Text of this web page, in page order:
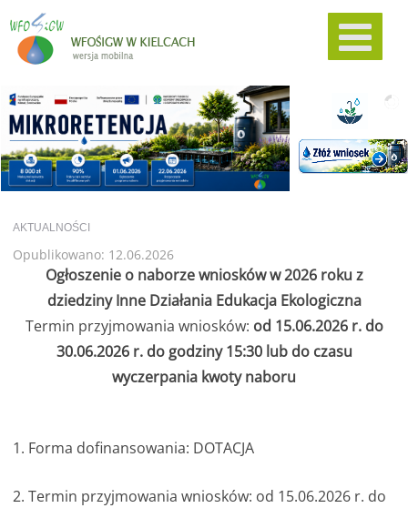
AKTUALNOŚCI
Opublikowano: 12.06.2026
Ogłoszenie o naborze wniosków w 2026 roku z
dziedziny Inne Działania Edukacja Ekologiczna
Termin przyjmowania wniosków: od 15.06.2026 r. do
30.06.2026 r. do godziny 15:30 lub do czasu
wyczerpania kwoty naboru
1. Forma dofinansowania: DOTACJA
2. Termin przyjmowania wniosków: od 15.06.2026 r. do